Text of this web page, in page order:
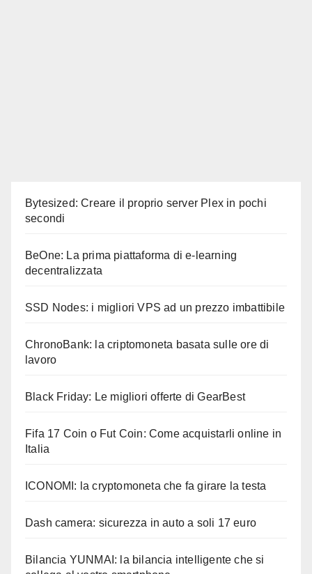
Bytesized: Creare il proprio server Plex in pochi
secondi
BeOne: La prima piattaforma di e-learning
decentralizzata
SSD Nodes: i migliori VPS ad un prezzo imbattibile
ChronoBank: la criptomoneta basata sulle ore di
lavoro
Black Friday: Le migliori offerte di GearBest
Fifa 17 Coin o Fut Coin: Come acquistarli online in
Italia
ICONOMI: la cryptomoneta che fa girare la testa
Dash camera: sicurezza in auto a soli 17 euro
Bilancia YUNMAI: la bilancia intelligente che si